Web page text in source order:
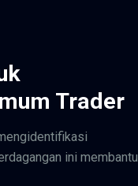
Trader
ini membantu